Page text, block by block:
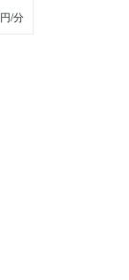
円/分